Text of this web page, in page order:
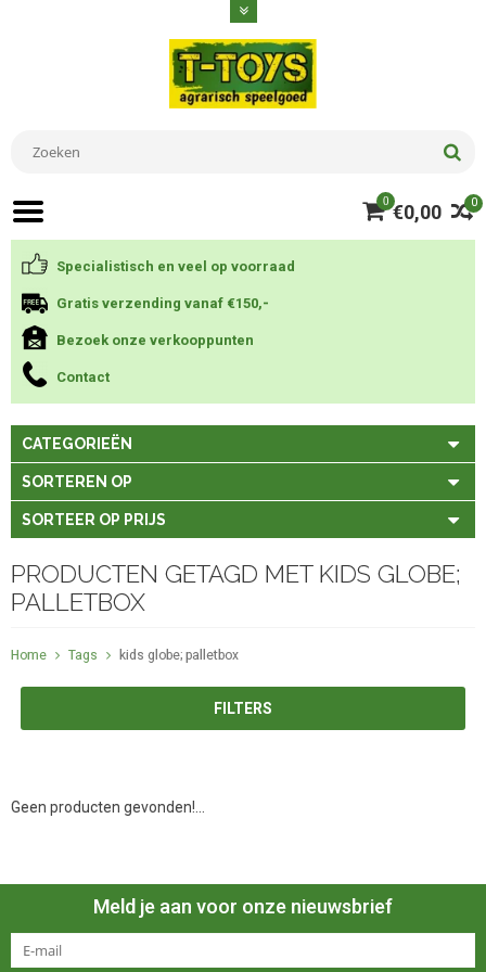
0
0 €0,00
Specialistisch en veel op voorraad
Gratis verzending vanaf €150,-
Bezoek onze verkooppunten
Contact
CATEGORIEËN
SORTEREN OP
SORTEER OP PRIJS
PRODUCTEN GETAGD MET KIDS GLOBE;
PALLETBOX
Home Tags kids globe; palletbox
FILTERS
Geen producten gevonden!...
Meld je aan voor onze nieuwsbrief